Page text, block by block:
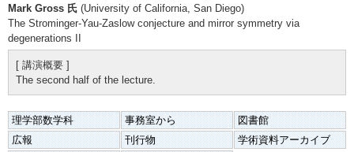
Mark Gross 氏 (University of California, San Diego)
The Strominger-Yau-Zaslow conjecture and mirror symmetry via
degenerations II
[ 講演概要 ]
The second half of the lecture.
理学部数学科 事務室から
図書館
広報
刊行物
学術資料アーカイブ